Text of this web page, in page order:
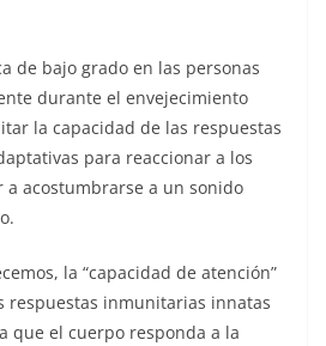
de bajo grado en las personas
durante el envejecimiento
la capacidad de las respuestas
para reaccionar a los
a acostumbrarse a un sonido
la “capacidad de atención”
respuestas inmunitarias innatas
que el cuerpo responda a la